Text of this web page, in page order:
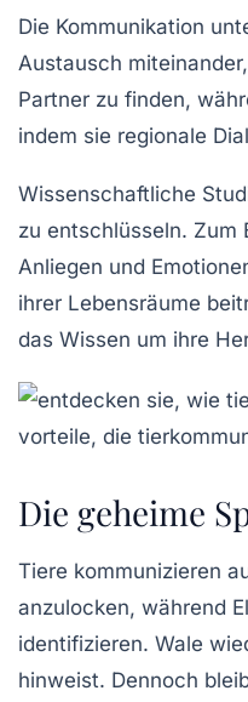
Die Kommunikation
Austausch
Partner zu finden,
indem sie regionale
Wissenschaftliche
zu entschlüsseln. Zum
Anliegen und
ihrer Lebensräume
das Wissen um ihre
Die geheime
Tiere kommunizieren
anzulocken, während
identifizieren. Wale
hinweist. Dennoch